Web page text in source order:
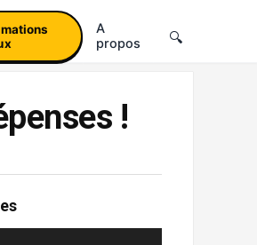
A
propos
!